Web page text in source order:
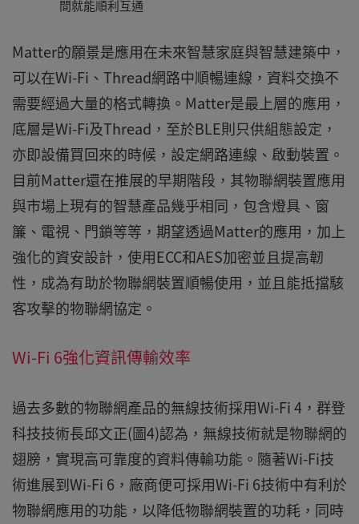
間就能順利互通
Matter的願景是應用在未來智慧家庭與智慧建築中，
可以在Wi-Fi、Thread網路中順暢連線，資料交換不
需要經過大量的格式轉換。Matter是最上層的應用，
底層是Wi-Fi及Thread，至於BLE則只供組態設定，
亦即設備買回來的時候，設定網路連線、啟動裝置。
目前Matter還在推展的早期階段，其物聯網裝置應用
與市場上現有的智慧產品幾乎相同，包含燈具、窗
簾、電視、門鎖等等，期望透過Matter的應用，加上
強化的資安設計，使用ECC和AES加密並且提高韌
性，成為有助於物聯網裝置順暢使用，並且能抵擋駭
客攻擊的物聯網協定。
Wi-Fi 6強化資訊傳輸效率
過去多數的物聯網產品的無線技術採用Wi-Fi 4，群登
科技技術長邱文正(圖4)認為，無線技術就是物聯網的
翅膀，實現高可靠度的資料傳輸功能。隨著Wi-Fi技
術進展到Wi-Fi 6，廠商便可採用Wi-Fi 6技術中有利於
物聯網應用的功能，以降低物聯網裝置的功耗，同時